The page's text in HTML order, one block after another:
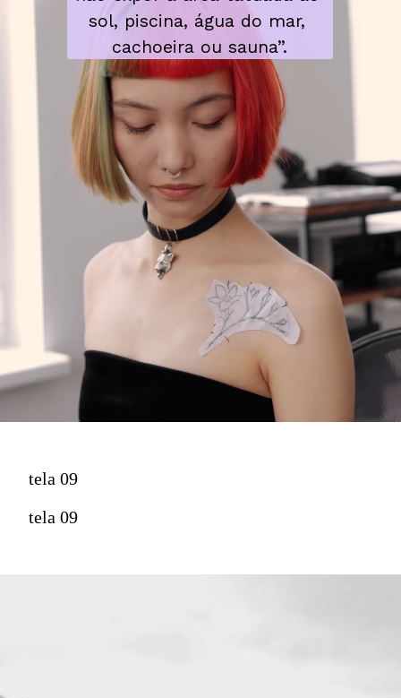
sol, piscina, água do mar,
cachoeira ou sauna”.
tela 09
tela 09